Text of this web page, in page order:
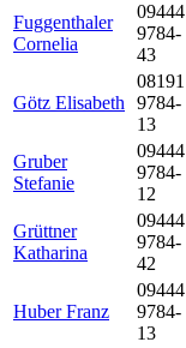
Fuggenthaler
Cornelia
09444
9784-
43
Götz Elisabeth
08191
9784-
13
Gruber
Stefanie
09444
9784-
12
Grüttner
Katharina
09444
9784-
42
Huber Franz
09444
9784-
13